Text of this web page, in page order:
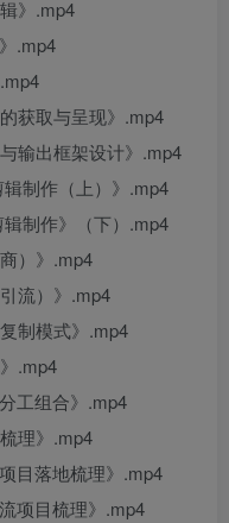
》.mp4
.mp4
获取与呈现》.mp4
输出框架设计》.mp4
制作（上）》.mp4
制作》（下）.mp4
）》.mp4
流）》.mp4
制模式》.mp4
.mp4
工组合》.mp4
理》.mp4
目落地梳理》.mp4
项目梳理》.mp4